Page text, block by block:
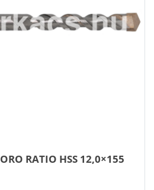
RATIO HSS 12,0×155